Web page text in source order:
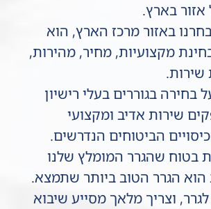
אזור בארץ.
באזור מרכז הארץ, הוא
מקצועיות, מחיר, מהירות,
שירות.
בחירה בגוררים בעלי רישיון
שירות אדיב ומקצועי
הביטוחים הנדרשים.
בטוח שהגרר המומלץ שלנו
הוא הגרר הטוב ביותר שתמצא.
וצריך מלאך מסייע שיבוא